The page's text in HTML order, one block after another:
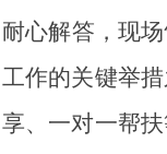
耐心解答，现
工作的关键举
享、一对一帮